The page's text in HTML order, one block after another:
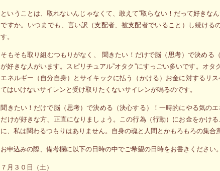
ということは、取れないんじゃなくて、敢えて”取らない！だって好き
ですか。いつまでも、言い訳（支配者、被支配者でいること）し続け
す。
そもそも取り組むつもりがなく、 聞きたい！だけで脳（思考）で決め
が好きな人がいます。スピリチュアル”オタク”にすっごい多いです。オ
エネルギー（自分自身）とサイキックに払う（かける）お金に対するリ
てはいけないサイレンと受け取りたくないサイレンが鳴るのです。
聞きたい！だけで脳（思考）で決める（決心する）！一時的にやる気の
だけが好きな方、正直になりましょう。この行為（行動）にお金をかけ
に、私は関わるつもりはありません。自身の魂と人間とかもろもろの集合
お申込みの際、備考欄に以下の日時の中でご希望の日時をお書きください
７月３０日（土）